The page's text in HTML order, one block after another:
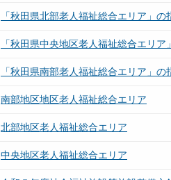
「秋田県北部老人福祉総合エリア」
「秋田県中央地区老人福祉総合エリ
「秋田県南部老人福祉総合エリア」
南部地区地区老人福祉総合エリア
北部地区老人福祉総合エリア
中央地区老人福祉総合エリア